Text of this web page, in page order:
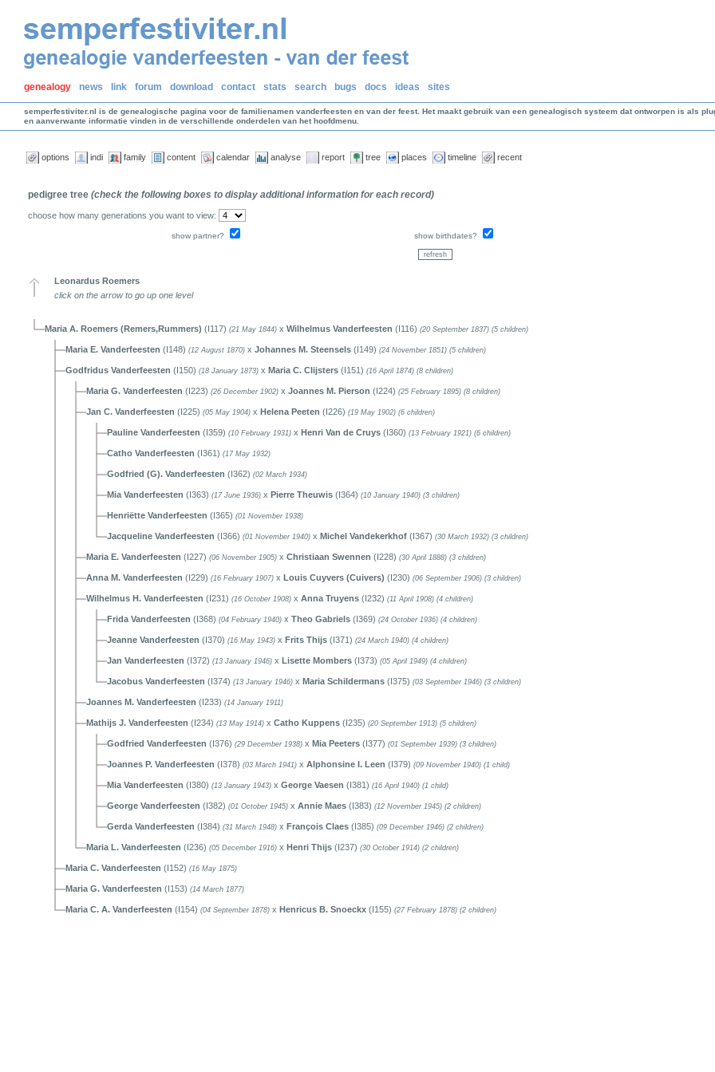
genealogy news link forum download contact stats search bugs docs ideas sites
semperfestiviter.nl is de genealogische pagina voor de familienamen vanderfeesten en van der feest. Het maakt gebruik van een genealogisch systeem dat ontworpen is als
en aanverwante informatie vinden in de verschillende onderdelen van het hoofdmenu.
options indi family content calendar analyse report tree places timeline recent
pedigree tree (check the following boxes to display additional information for each record)
choose how many generations you want to view:
show partner? show birthdates?
Leonardus Roemers
click on the arrow to go up one level
Maria A. Roemers (Remers,Rummers) (I117) (21 May 1844) x Wilhelmus Vanderfeesten (I116) (20 September 1837) (5 children)
Maria E. Vanderfeesten (I148) (12 August 1870) x Johannes M. Steensels (I149) (24 November 1851) (5 children)
Godfridus Vanderfeesten (I150) (18 January 1873) x Maria C. Clijsters (I151) (16 April 1874) (8 children)
Maria G. Vanderfeesten (I223) (26 December 1902) x Joannes M. Pierson (I224) (25 February 1895) (8 children)
Jan C. Vanderfeesten (I225) (05 May 1904) x Helena Peeten (I226) (19 May 1902) (6 children)
Pauline Vanderfeesten (I359) (10 February 1931) x Henri Van de Cruys (I360) (13 February 1921) (6 children)
Catho Vanderfeesten (I361) (17 May 1932)
Godfried (G). Vanderfeesten (I362) (02 March 1934)
Mia Vanderfeesten (I363) (17 June 1936) x Pierre Theuwis (I364) (10 January 1940) (3 children)
Henriëtte Vanderfeesten (I365) (01 November 1938)
Jacqueline Vanderfeesten (I366) (01 November 1940) x Michel Vandekerkhof (I367) (30 March 1932) (3 children)
Maria E. Vanderfeesten (I227) (06 November 1905) x Christiaan Swennen (I228) (30 April 1888) (3 children)
Anna M. Vanderfeesten (I229) (16 February 1907) x Louis Cuyvers (Cuivers) (I230) (06 September 1906) (3 children)
Wilhelmus H. Vanderfeesten (I231) (16 October 1908) x Anna Truyens (I232) (11 April 1908) (4 children)
Frida Vanderfeesten (I368) (04 February 1940) x Theo Gabriels (I369) (24 October 1936) (4 children)
Jeanne Vanderfeesten (I370) (16 May 1943) x Frits Thijs (I371) (24 March 1940) (4 children)
Jan Vanderfeesten (I372) (13 January 1946) x Lisette Mombers (I373) (05 April 1949) (4 children)
Jacobus Vanderfeesten (I374) (13 January 1946) x Maria Schildermans (I375) (03 September 1946) (3 children)
Joannes M. Vanderfeesten (I233) (14 January 1911)
Mathijs J. Vanderfeesten (I234) (13 May 1914) x Catho Kuppens (I235) (20 September 1913) (5 children)
Godfried Vanderfeesten (I376) (29 December 1938) x Mia Peeters (I377) (01 September 1939) (3 children)
Joannes P. Vanderfeesten (I378) (03 March 1941) x Alphonsine I. Leen (I379) (09 November 1940) (1 child)
Mia Vanderfeesten (I380) (13 January 1943) x George Vaesen (I381) (16 April 1940) (1 child)
George Vanderfeesten (I382) (01 October 1945) x Annie Maes (I383) (12 November 1945) (2 children)
Gerda Vanderfeesten (I384) (31 March 1948) x François Claes (I385) (09 December 1946) (2 children)
Maria L. Vanderfeesten (I236) (05 December 1916) x Henri Thijs (I237) (30 October 1914) (2 children)
Maria C. Vanderfeesten (I152) (16 May 1875)
Maria G. Vanderfeesten (I153) (14 March 1877)
Maria C. A. Vanderfeesten (I154) (04 September 1878) x Henricus B. Snoeckx (I155) (27 February 1878) (2 children)